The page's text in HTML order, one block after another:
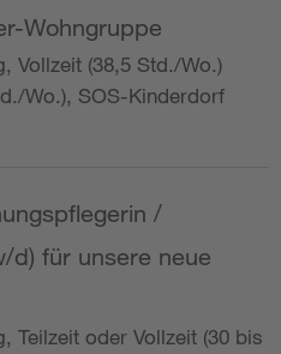
Wohngruppe
Vollzeit (38,5 Std./Wo.)
Wo.), SOS-Kinderdorf
/
d) für unsere neue
Teilzeit oder Vollzeit (30 bis